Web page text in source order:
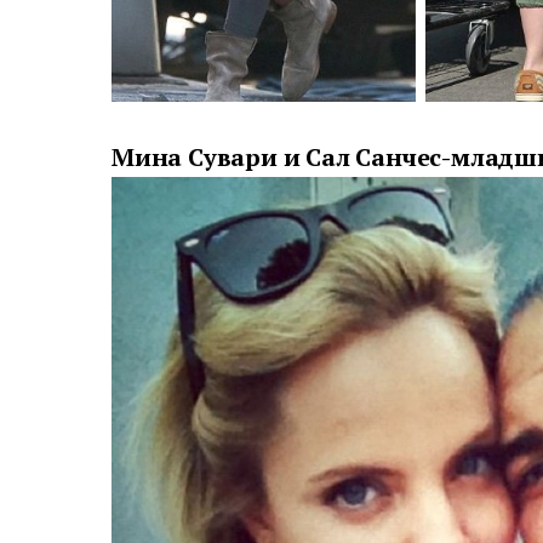
Мина Сувари и Сал Санчес-